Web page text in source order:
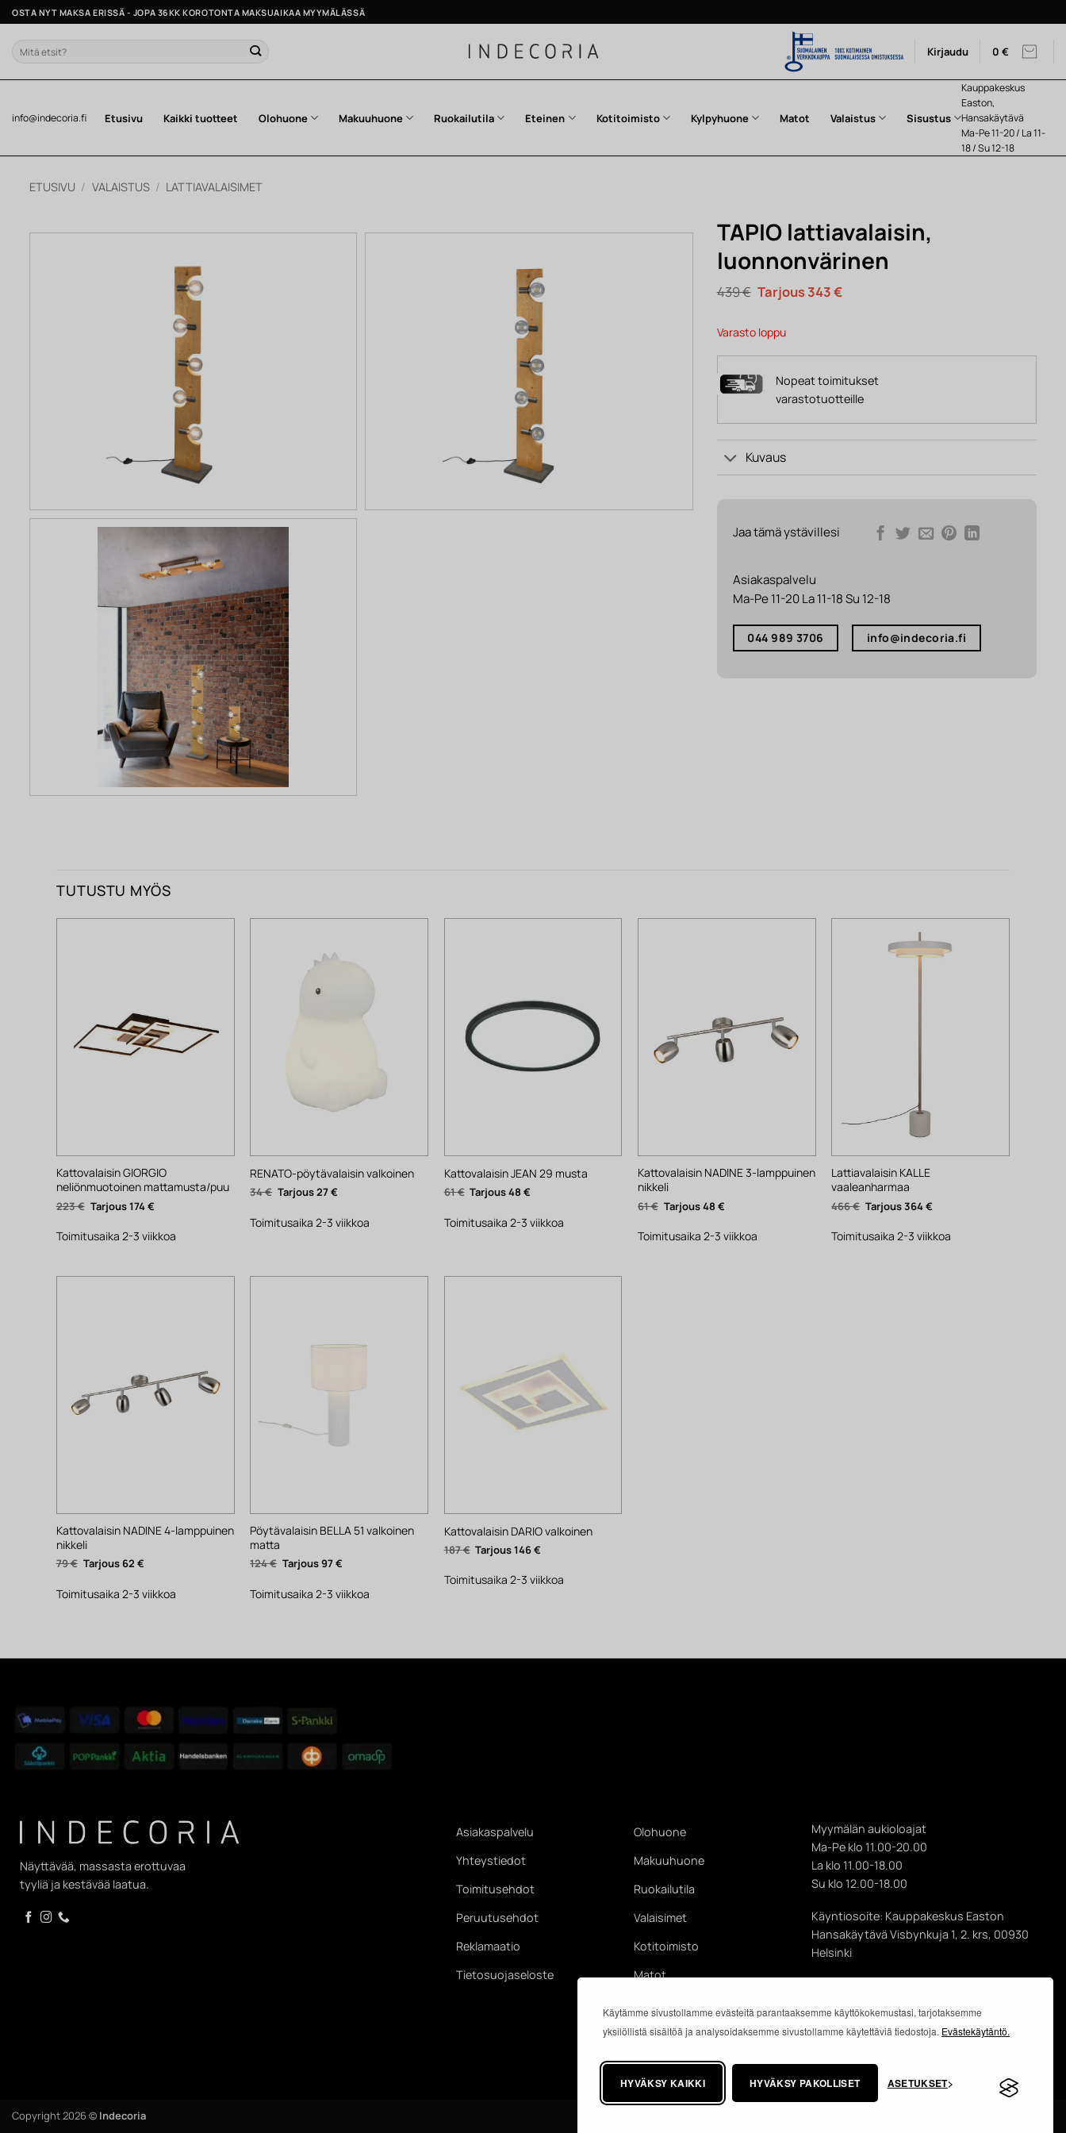
Käytämme sivustollamme evästeitä parantaaksemme käyttökokemustasi, tarjotaksemme
yksilöllistä sisältöä ja analysoidaksemme sivustollamme käytettäviä tiedostoja. Evästekäytäntö.
HYVÄKSY KAIKKI HYVÄKSY PAKOLLISET ASETUKSET
Skip
to
content
OSTA NYT MAKSA ERISSÄ - JOPA 36KK KOROTONTA MAKSUAIKAA MYYMÄLÄSSÄ
Etsi: Kirjaudu 0 €
info@indecoria.fi Etusivu Kaikki tuotteet Olohuone Makuuhuone Ruokailutila Eteinen Kotitoimisto Kylpyhuone Matot Valaistus Sisustus
Kauppakeskus
Easton,
Hansakäytävä
Ma-Pe 11-20 / La 11-
18 / Su 12-18
ETUSIVU / VALAISTUS / LATTIAVALAISIMET
TAPIO lattiavalaisin,
luonnonvärinen
439€ Alkuperäinen
hinta
439 €.
343€Nykyinen
Varasto loppu
Nopeat toimitukset
varastotuotteille
Kuvaus
Jaa tämä ystävillesi
Asiakaspalvelu
Ma-Pe 11-20 La 11-18 Su 12-18
044 989 3706 info@indecoria.fi
TUTUSTU MYÖS
Kattovalaisin GIORGIO
neliönmuotoinen mattamusta/puu
223€ Alkuperäinen
hinta
223 €.
174€Nykyinen
hinta
174 €.
Toimitusaika 2-3 viikkoa
RENATO-pöytävalaisin valkoinen
34€ Alkuperäinen
hinta
34 €.
27€
27 €.
Toimitusaika 2-3 viikkoa
Kattovalaisin JEAN 29 musta
61€ Alkuperäinen
hinta
61 €.
48€
48 €.
Toimitusaika 2-3 viikkoa
Kattovalaisin NADINE 3-lamppuinen
nikkeli
61€ Alkuperäinen
hinta
61 €.
48 €Nykyinen
hinta
48 €.
Toimitusaika 2-3 viikkoa
Lattiavalaisin KALLE
vaaleanharmaa
466€ Alkuperäinen
hinta
466 €.
364€
364 €.
Toimitusaika 2-3 viikkoa
Kattovalaisin NADINE 4-lamppuinen
nikkeli
79€ Alkuperäinen
hinta
79 €.
62 €Nykyinen
62 €.
Toimitusaika 2-3 viikkoa
Pöytävalaisin BELLA 51 valkoinen
matta
124€ Alkuperäinen
hinta
124 €.
97€
97 €.
Toimitusaika 2-3 viikkoa
Kattovalaisin DARIO valkoinen
187€ Alkuperäinen
hinta
187 €.
146€
146 €.
Toimitusaika 2-3 viikkoa
Näyttävää, massasta erottuvaa
tyyliä ja kestävää laatua.
Asiakaspalvelu
Yhteystiedot
Toimitusehdot
Peruutusehdot
Reklamaatio
Tietosuojaseloste
Olohuone
Makuuhuone
Ruokailutila
Valaisimet
Kotitoimisto
Matot
Myymälän aukioloajat
Ma-Pe klo 11.00-20.00
La klo 11.00-18.00
Su klo 12.00-18.00
Käyntiosoite: Kauppakeskus Easton
Hansakäytävä Visbynkuja 1, 2. krs, 00930
Helsinki
Copyright 2026 © Indecoria